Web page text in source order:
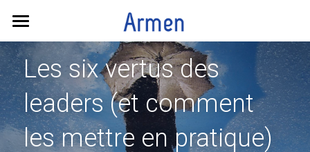
ACCUEIL
BLOG
BIBLIOTHEQUE
CONTACT
Les six vertus des
leaders (et comment
les mettre en pratique)